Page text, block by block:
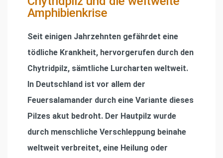
Amphibienkrise
Seit einigen Jahrzehnten gefährdet eine
tödliche Krankheit, hervorgerufen durch den
Chytridpilz, sämtliche Lurcharten weltweit.
In Deutschland ist vor allem der
Feuersalamander durch eine Variante dieses
Pilzes akut bedroht. Der Hautpilz wurde
durch menschliche Verschleppung beinahe
weltweit verbreitet, eine Heilung oder